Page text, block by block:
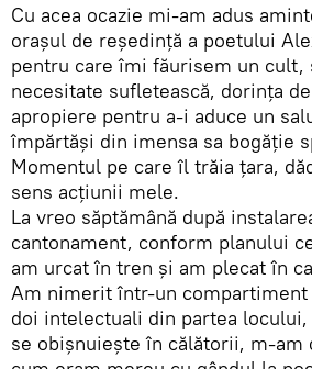
Cu acea ocazie mi-am adus
oraşul de reşedinţă a poetului
pentru care îmi făurisem un cult,
necesitate sufletească, dorinţa
apropiere pentru a-i aduce un
împărtăşi din imensa sa bogăţie
Momentul pe care îl trăia ţara,
sens acţiunii mele.
La vreo săptămână după
cantonament, conform planului
am urcat în tren şi am plecat în
Am nimerit într-un compartiment
doi intelectuali din partea locului,
se obişnuieşte în călătorii, m-am